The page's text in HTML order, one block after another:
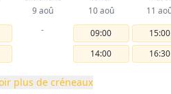
9 aoû
-
10 aoû
09:00
14:00
11
15:00
16:30
plus de créneaux